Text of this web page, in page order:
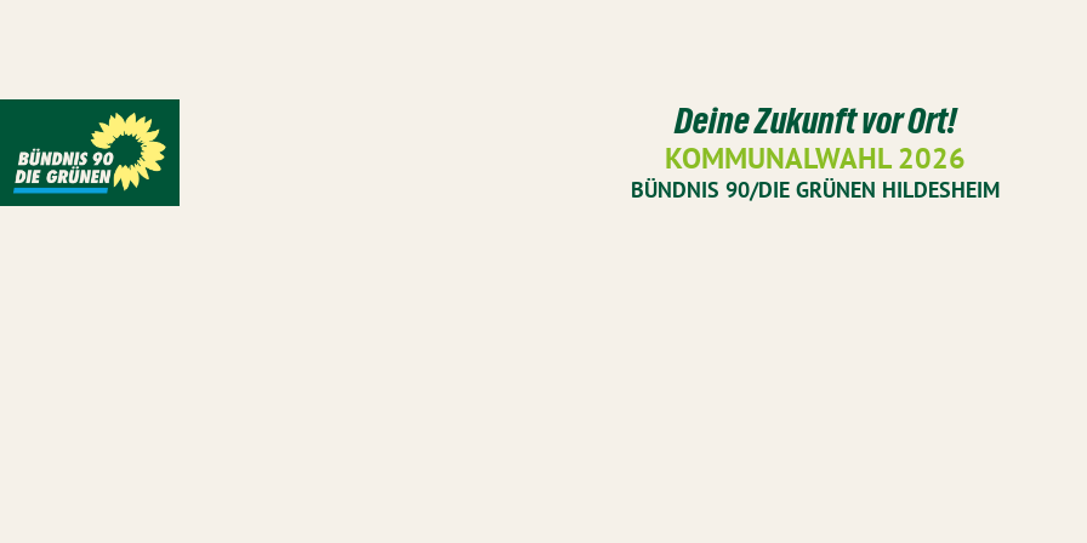
Deine Zukunft vor Ort!
KOMMUNALWAHL 2026
BÜNDNIS 90/DIE GRÜNEN HILDESHEIM